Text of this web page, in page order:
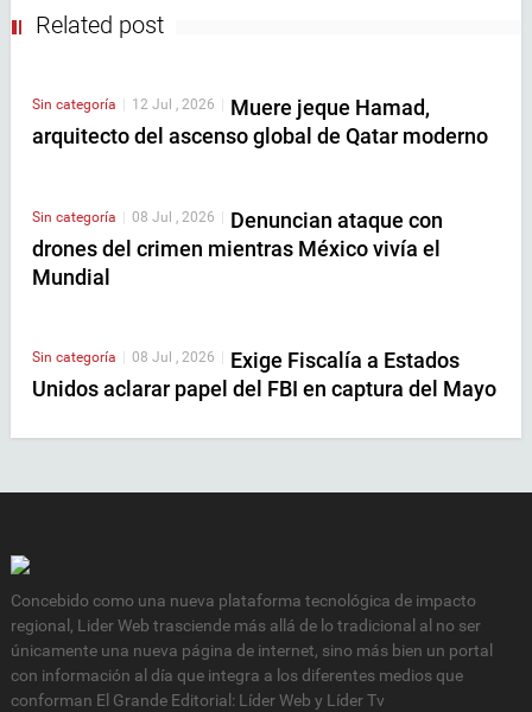
Related post
Sin categoría 12 Jul , 2026
Muere jeque Hamad,
arquitecto del ascenso global de Qatar moderno
Sin categoría | 08 Jul , 2026 | Denuncian ataque con
drones del crimen mientras México vivía el
Mundial
Sin categoría 08 Jul , 2026
Exige Fiscalía a Estados
Unidos aclarar papel del FBI en captura del Mayo
Concebido como una nueva plataforma tecnológica de impacto
regional, Lider Web trasciende más allá de lo tradicional al no ser
únicamente una nueva página de internet, sino más bien un portal
con información al día que integra a los diferentes medios que
conforman El Grande Editorial: Líder Web y Líder Tv